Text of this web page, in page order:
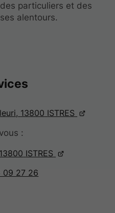
13800 ISTRES
:
13800 ISTRES
09 27 26
particuliers et des
alentours.